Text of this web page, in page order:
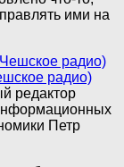
ими на
радио)
редактор
Петр